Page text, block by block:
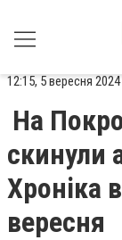
12:15, 5 вересня 2024
На
скинули
Хроніка
вересня